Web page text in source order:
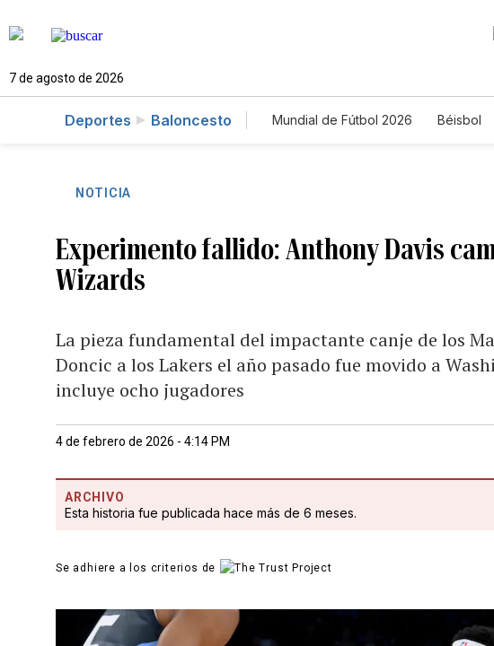
7 de agosto de 2026
Deportes Baloncesto Mundial de Fútbol 2026 Béisbol
NOTICIA
Experimento fallido: Anthony Davis
Wizards
La pieza fundamental del impactante canje de los
Doncic a los Lakers el año pasado fue movido a
incluye ocho jugadores
4 de febrero de 2026 - 4:14 PM
ARCHIVO
Esta historia fue publicada hace más de 6 meses.
Se adhiere a los criterios de